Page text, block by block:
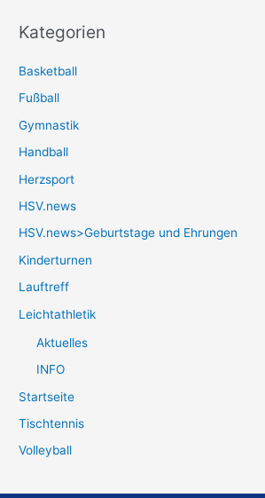
Kategorien
Basketball
Fußball
Gymnastik
Handball
Herzsport
HSV.news
HSV.news>Geburtstage und Ehrungen
Kinderturnen
Lauftreff
Leichtathletik
Aktuelles
INFO
Startseite
Tischtennis
Volleyball